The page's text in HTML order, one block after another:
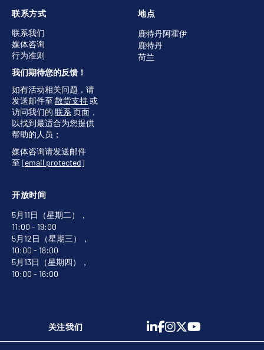
地点
鹿特丹阿霍伊
鹿特丹
荷兰
开放时间
5月11日（星期二），
11:00 - 19:00
5月12日（星期三），
10:00 - 18:00
5月13日（星期四），
10:00 - 16:00
联系方式
联系我们
媒体咨询
行为准则
我们期待您的反馈！
如有活动相关问题，请
发送邮件至 散货支持或
访问我们的 联系 页面，
以找到最适合为您提供
帮助的人员；
媒体咨询请发送邮件
至 [email protected]
关注我们